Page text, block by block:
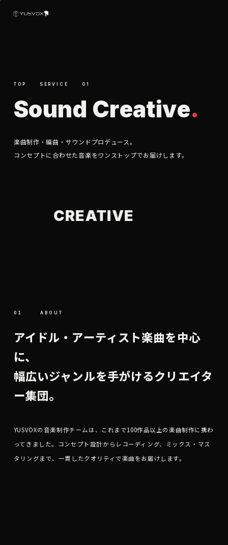
TOP SERVICE 01
Sound Creative.
楽曲制作・編曲・サウンドプロデュース。
コンセプトに合わせた音楽をワンストップでお届けします。
CREATIVE
01 ABOUT
アイドル・アーティスト楽曲を中心
に、
幅広いジャンルを手がけるクリエイタ
ー集団。
YUSVOXの音楽制作チームは、これまで100作品以上の楽曲制作に携わ
ってきました。コンセプト設計からレコーディング、ミックス・マス
タリングまで、一貫したクオリティで楽曲をお届けします。